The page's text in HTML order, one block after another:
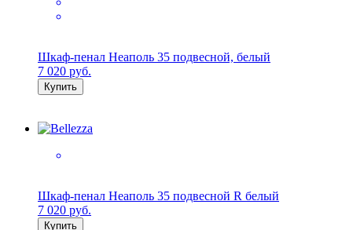
Шкаф-пенал Неаполь 35 подвесной, белый
7 020 руб.
Купить
Шкаф-пенал Неаполь 35 подвесной R белый
7 020 руб.
Купить